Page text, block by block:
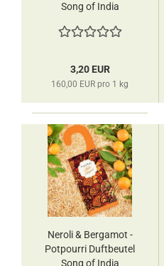
Song of India
3,20 EUR
160,00 EUR pro 1 kg
Neroli & Bergamot -
Potpourri Duftbeutel
Song of India